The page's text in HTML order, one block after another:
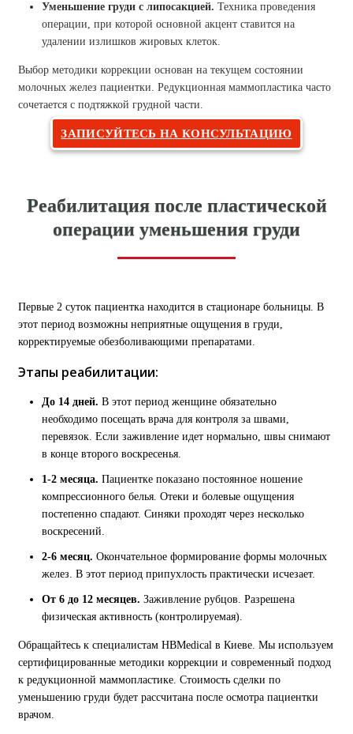
Уменьшение груди с липосакцией. Техника проведения
операции, при которой основной акцент ставится на
удалении излишков жировых клеток.
Выбор методики коррекции основан на текущем состоянии
молочных желез пациентки. Редукционная маммопластика часто
сочетается с подтяжкой грудной части.
ЗАПИСУЙТЕСЬ НА КОНСУЛЬТАЦИЮ
Реабилитация после пластической
операции уменьшения груди
Первые 2 суток пациентка находится в стационаре больницы. В
этот период возможны неприятные ощущения в груди,
корректируемые обезболивающими препаратами.
Этапы реабилитации:
До 14 дней. В этот период женщине обязательно
необходимо посещать врача для контроля за швами,
перевязок. Если заживление идет нормально, швы снимают
в конце второго воскресенья.
1-2 месяца. Пациентке показано постоянное ношение
компрессионного белья. Отеки и болевые ощущения
постепенно спадают. Синяки проходят через несколько
воскресений.
2-6 месяц. Окончательное формирование формы молочных
желез. В этот период припухлость практически исчезает.
От 6 до 12 месяцев. Заживление рубцов. Разрешена
физическая активность (контролируемая).
Обращайтесь к специалистам HBMedical в Киеве. Мы используем
сертифицированные методики коррекции и современный подход
к редукционной маммопластике. Стоимость сделки по
уменьшению груди будет рассчитана после осмотра пациентки
врачом.